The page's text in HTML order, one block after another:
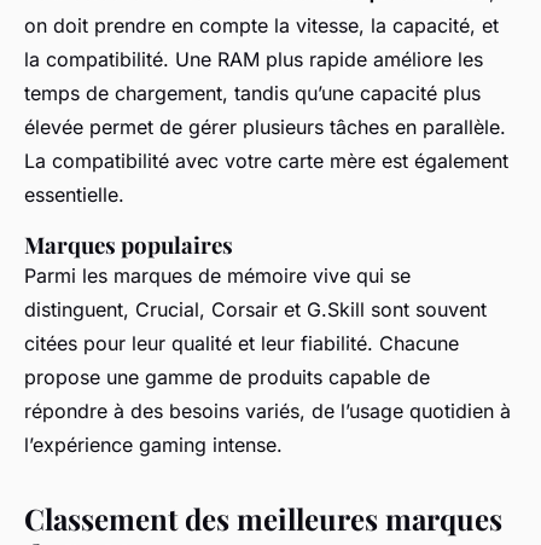
on doit prendre en compte la vitesse, la capacité, et
la compatibilité. Une RAM plus rapide améliore les
temps de chargement, tandis qu’une capacité plus
élevée permet de gérer plusieurs tâches en parallèle.
La compatibilité avec votre carte mère est également
essentielle.
Marques populaires
Parmi les marques de mémoire vive qui se
distinguent, Crucial, Corsair et G.Skill sont souvent
citées pour leur qualité et leur fiabilité. Chacune
propose une gamme de produits capable de
répondre à des besoins variés, de l’usage quotidien à
l’expérience gaming intense.
Classement des meilleures marques